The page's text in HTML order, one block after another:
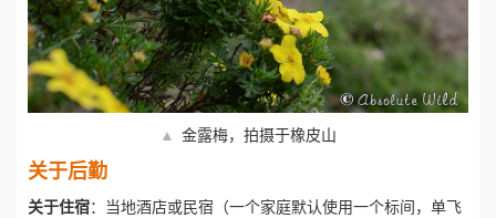
▲ 金露梅，拍摄于橡皮山
关于后勤
关于住宿：当地酒店或民宿（一个家庭默认使用一个标间，单飞